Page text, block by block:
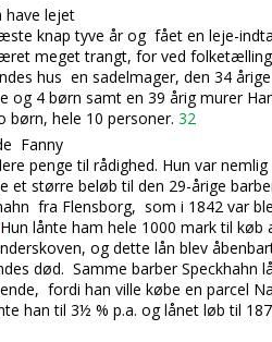
have lejet
knap tyve år og fået en leje-
meget trangt, for ved
hus en sadelmager, den 34
og 4 børn samt en 39 årig murer
børn, hele 10 personer. 32
Fanny
penge til rådighed. Hun var nemlig
et større beløb til den 29-årige
fra Flensborg, som i 1842 var
Hun lånte ham hele 1000 mark til køb
og dette lån blev
død. Samme barber Speckhahn
fordi han ville købe en parcel
han til 3½ % p.a. og lånet løb til